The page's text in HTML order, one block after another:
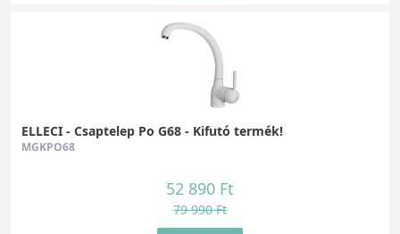
ELLECI - Csaptelep Po G68 - Kifutó termék!
MGKPO68
52 890 Ft
79 990 Ft